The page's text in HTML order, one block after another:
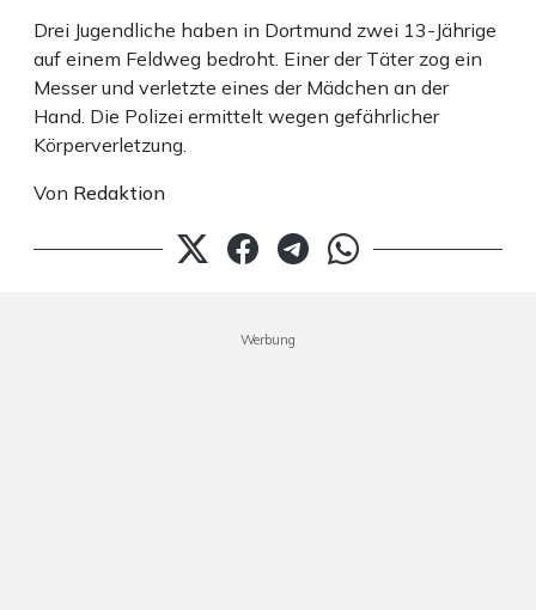
Drei Jugendliche haben in Dortmund zwei 13-Jährige
auf einem Feldweg bedroht. Einer der Täter zog ein
Messer und verletzte eines der Mädchen an der
Hand. Die Polizei ermittelt wegen gefährlicher
Körperverletzung.
Von Redaktion
Werbung